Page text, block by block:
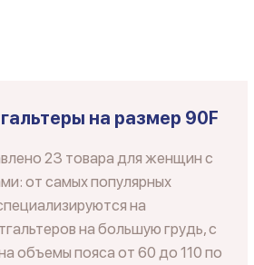
на размер 90F
23 товара для женщин с
от самых популярных
на
на большую грудь, с
объемы пояса от 60 до 110 по